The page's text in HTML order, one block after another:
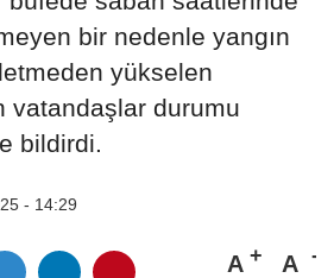
bir nedenle yangın
yükselen
vatandaşlar durumu
bildirdi.
- 14:29
A A